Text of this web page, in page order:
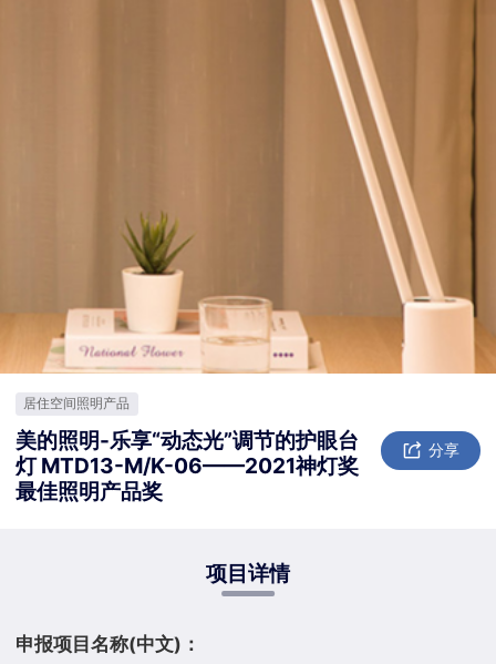
居住空间照明产品
美的照明-乐享“动态光”调节的护眼台
灯 MTD13-M/K-06——2021神灯奖
最佳照明产品奖
分享
项目详情
申报项目名称(中文)：